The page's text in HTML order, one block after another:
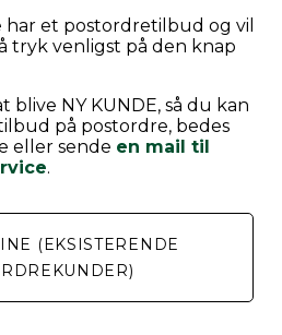
har et postordretilbud og vil
tryk venligst på den knap
blive NY KUNDE, så du kan
på postordre, bedes
eller sende en mail til
.
(EKSISTERENDE